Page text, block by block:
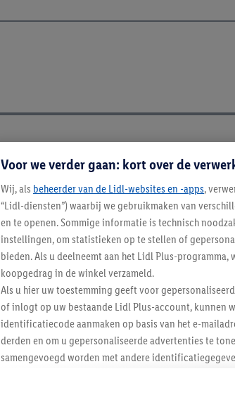
Voor we verder gaan: kort over de
Wij, als beheerder van de Lidl-websites en -apps,
“Lidl-diensten”) waarbij we gebruikmaken van
en te openen. Sommige informatie is technisch
instellingen, om statistieken op te stellen of
bieden. Als u deelneemt aan het Lidl Plus-
koopgedrag in de winkel verzameld.
Als u hier uw toestemming geeft voor
of inlogt op uw bestaande Lidl Plus-account, kunnen
identificatiecode aanmaken op basis van het e-
derden en om u gepersonaliseerde advertenties te
samengevoegd worden met andere
Als u hiermee akkoord gaat, kunnen advertenties in